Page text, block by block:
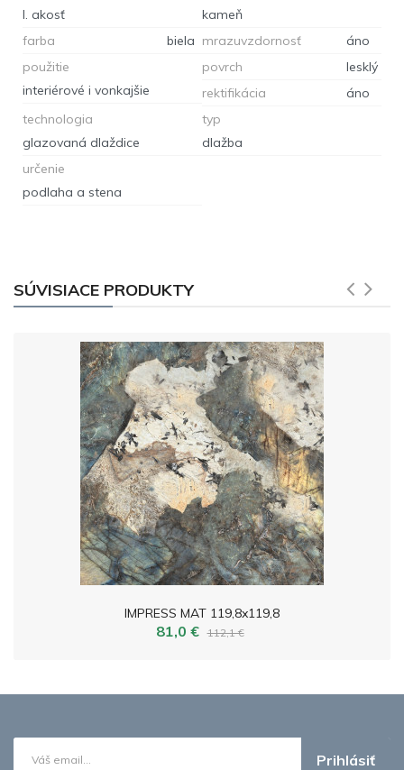
I. akosť
kameň
farba
biela mrazuvzdornosť
áno
použitie
interiérové i vonkajšie
povrch
lesklý
rektifikácia
áno
technologia
glazovaná dlaždice
typ
dlažba
určenie
podlaha a stena
SÚVISIACE PRODUKTY
IMPRESS MAT 119,8x119,8
81,0 € 112,1 €
Prihlásiť